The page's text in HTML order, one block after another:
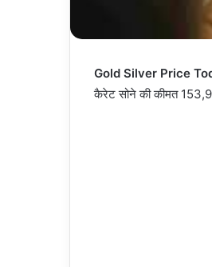
Gold Silver Price
कैरेट सोने की कीमत